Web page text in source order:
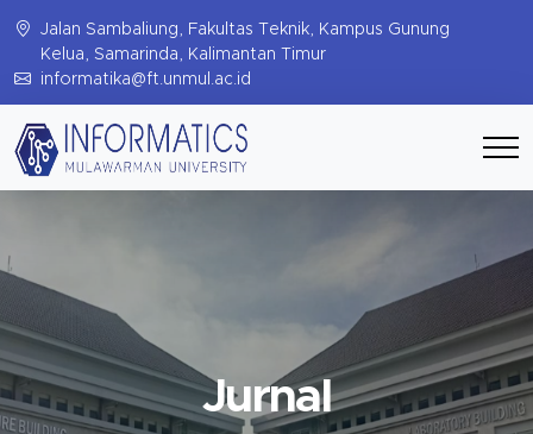
Jalan Sambaliung, Fakultas Teknik, Kampus Gunung
Kelua, Samarinda, Kalimantan Timur
informatika@ft.unmul.ac.id
Jurnal